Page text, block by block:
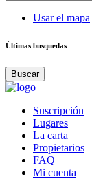
Usar el mapa
Últimas busquedas
Buscar
Suscripción
Lugares
La carta
Propietarios
FAQ
Mi cuenta